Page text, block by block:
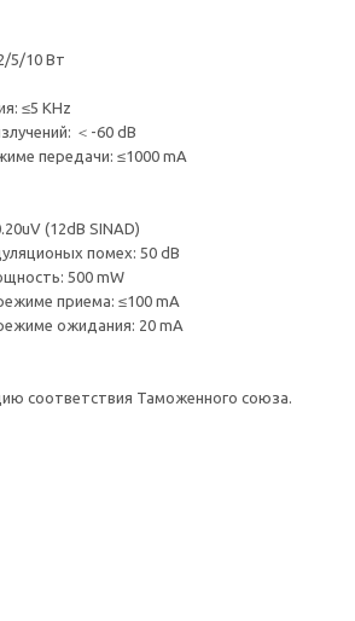
5/10 Вт
≤5 KHz
＜-60 dB
передачи: ≤1000 mA
(12dB SINAD)
помех: 50 dB
500 mW
приема: ≤100 mA
ожидания: 20 mA
соответствия Таможенного союза.